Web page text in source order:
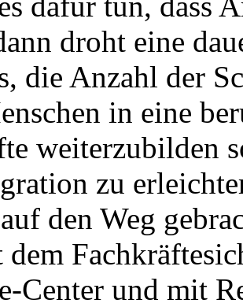
droht eine
die Anzahl der
in eine
weiterzubilden
zu
den Weg
Center und mit